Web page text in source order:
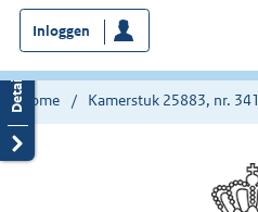
bent
nu
hier:
Inloggen
Home Kamerstuk 25883, nr. 341